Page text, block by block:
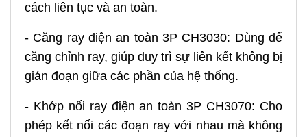
cách liên tục và an toàn.
- Căng ray điện an toàn 3P CH3030: Dùng để
căng chỉnh ray, giúp duy trì sự liên kết không bị
gián đoạn giữa các phần của hệ thống.
- Khớp nối ray điện an toàn 3P CH3070: Cho
phép kết nối các đoạn ray với nhau mà không